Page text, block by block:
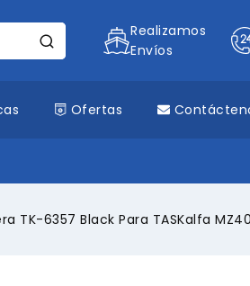
Realizamos
Envíos
Ofertas
TK-6357 Black Para TASKalfa